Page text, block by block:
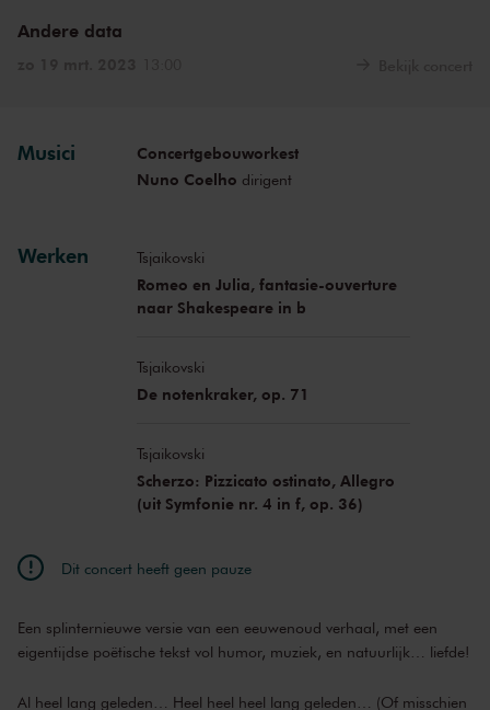
Andere data
Musici
Concertgebouworkest
Nuno Coelho dirigent
Werken Tsjaikovski
Romeo en Julia, fantasie-ouverture
naar Shakespeare in b
Tsjaikovski
De notenkraker, op. 71
Tsjaikovski
Scherzo: Pizzicato ostinato, Allegro
(uit Symfonie nr. 4 in f, op. 36)
Dit concert heeft geen pauze
Een splinternieuwe versie van een eeuwenoud verhaal, met een
eigentijdse poëtische tekst vol humor, muziek, en natuurlijk… liefde!
Al heel lang geleden… Heel heel heel lang geleden… (Of misschien